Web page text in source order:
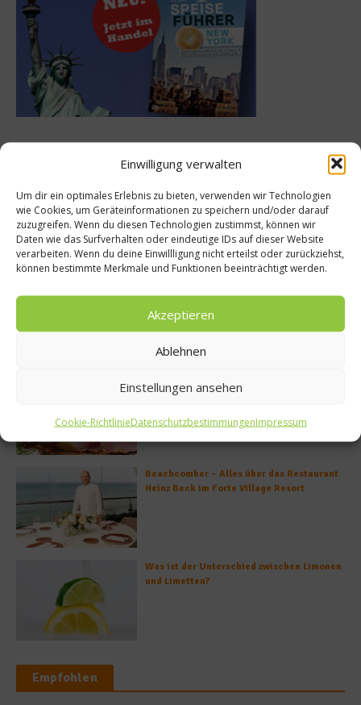
Einwilligung verwalten
Um dir ein optimales Erlebnis zu bieten, verwenden wir Technologien
wie Cookies, um Geräteinformationen zu speichern und/oder darauf
zuzugreifen. Wenn du diesen Technologien zustimmst, können wir
Daten wie das Surfverhalten oder eindeutige IDs auf dieser Website
verarbeiten. Wenn du deine Einwillligung nicht erteilst oder zurückziehst,
können bestimmte Merkmale und Funktionen beeinträchtigt werden.
Akzeptieren
Ablehnen
Einstellungen ansehen
Cookie-RichtlinieDatenschutzbestimmungenImpressum
Rezept: Deichlammrücken in der
Brotkruste auf Tomatenconfit und
gefüllten Poveraden
So bildet sich eine krosse
Schweinebratenkruste
Beachcomber – Alles über das Restaurant
Heinz Beck im Forte Village Resort
Was ist der Unterschied zwischen Limonen
und Limetten?
Empfohlen